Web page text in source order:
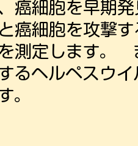
癌細胞を早期
癌細胞を攻撃
測定します。
るヘルペスウ
。